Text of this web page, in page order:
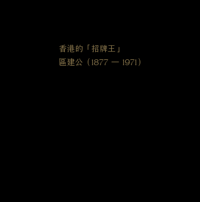
香港的「招牌王」
區建公 （ 1877 — 1971 ）